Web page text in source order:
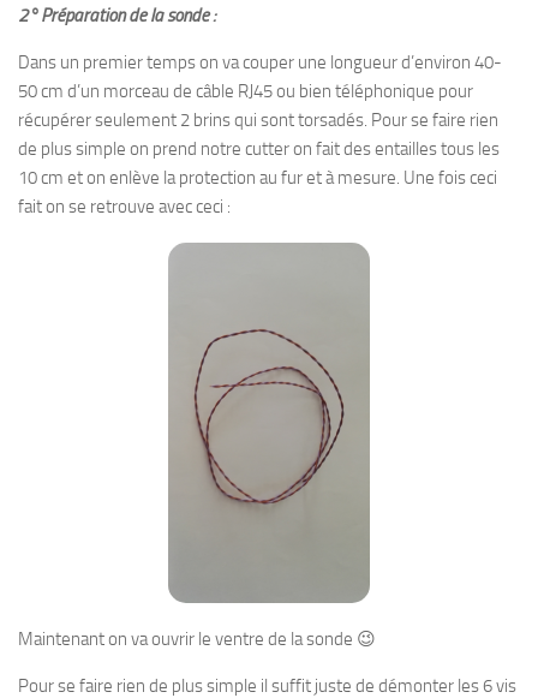
2° Préparation de la sonde :
Dans un premier temps on va couper une longueur d’environ 40-
50 cm d’un morceau de câble RJ45 ou bien téléphonique pour
récupérer seulement 2 brins qui sont torsadés. Pour se faire rien
de plus simple on prend notre cutter on fait des entailles tous les
10 cm et on enlève la protection au fur et à mesure. Une fois ceci
fait on se retrouve avec ceci :
Maintenant on va ouvrir le ventre de la sonde 😉
Pour se faire rien de plus simple il suffit juste de démonter les 6 vis